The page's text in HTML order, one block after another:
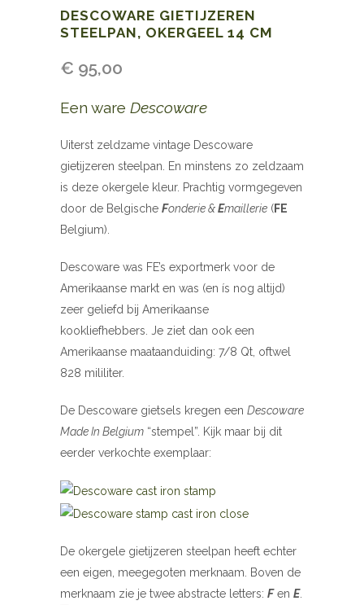
DESCOWARE GIETIJZEREN
STEELPAN, OKERGEEL 14 CM
€ 95,00
Een ware Descoware
Uiterst zeldzame vintage Descoware
gietijzeren steelpan. En minstens zo zeldzaam
is deze okergele kleur. Prachtig vormgegeven
door de Belgische Fonderie &Emaillerie (FE
Belgium).
Descoware was FE’s exportmerk voor de
Amerikaanse markt en was (en ís nog altijd)
zeer geliefd bij Amerikaanse
kookliefhebbers. Je ziet dan ook een
Amerikaanse maataanduiding: 7/8 Qt, oftwel
828 mililiter.
De Descoware gietsels kregen een Descoware
Made In Belgium “stempel”. Kijk maar bij dit
eerder verkochte exemplaar:
De okergele gietijzeren steelpan heeft echter
een eigen, meegegoten merknaam. Boven de
merknaam zie je twee abstracte letters: Fen E.